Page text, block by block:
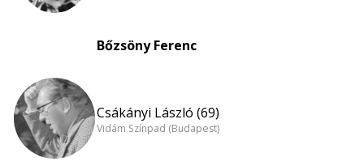
Bőzsöny Ferenc
Csákányi László (69)
Vidám Színpad (Budapest)